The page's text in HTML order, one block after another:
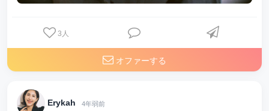
3 人
オファーする
Erykah 4年弱前